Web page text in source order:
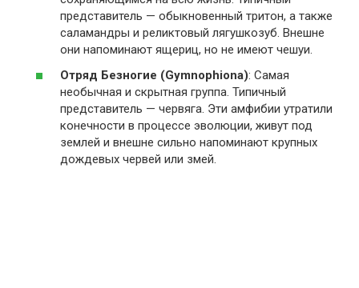
представитель — обыкновенный тритон, а также
саламандры и реликтовый лягушкозуб. Внешне
они напоминают ящериц, но не имеют чешуи.
Отряд Безногие (Gymnophiona): Самая
необычная и скрытная группа. Типичный
представитель — червяга. Эти амфибии утратили
конечности в процессе эволюции, живут под
землей и внешне сильно напоминают крупных
дождевых червей или змей.